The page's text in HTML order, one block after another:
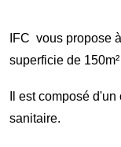
IFC vous propose
superficie de
Il est composé
sanitaire.